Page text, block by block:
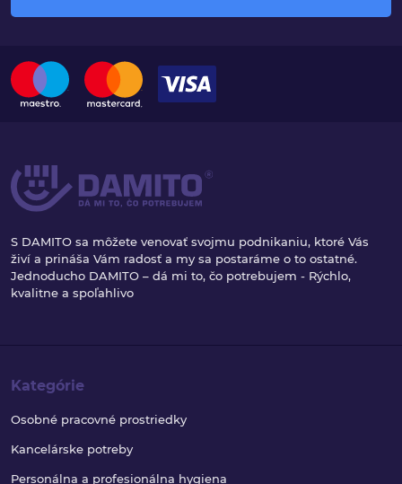
S DAMITO sa môžete venovať svojmu podnikaniu, ktoré Vás
živí a prináša Vám radosť a my sa postaráme o to ostatné.
Jednoducho DAMITO – dá mi to, čo potrebujem - Rýchlo,
kvalitne a spoľahlivo
Kategórie
Osobné pracovné prostriedky
Kancelárske potreby
Personálna a profesionálna hygiena